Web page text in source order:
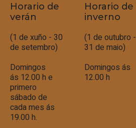
Horario de
verán
(1 de xuño - 30
de setembro)
Domingos
ás 12.00 h e
primero
sábado de
cada mes ás
19.00 h.
Horario de
inverno
(1 de outubro -
31 de maio)
Domingos ás
12.00 h